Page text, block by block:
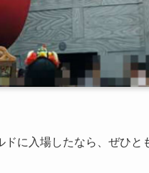
に入場したなら、ぜひと